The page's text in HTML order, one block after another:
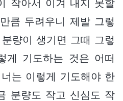
작아서 이겨 내지 못할
큼 두려우니 제발 그렇
량이 생기면 그때 그렇
게 기도하는 것은 어떠
는 이렇게 기도해야 한
분량도 작고 신심도 작